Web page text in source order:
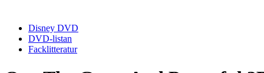
Disney DVD
DVD-listan
Facklitteratur